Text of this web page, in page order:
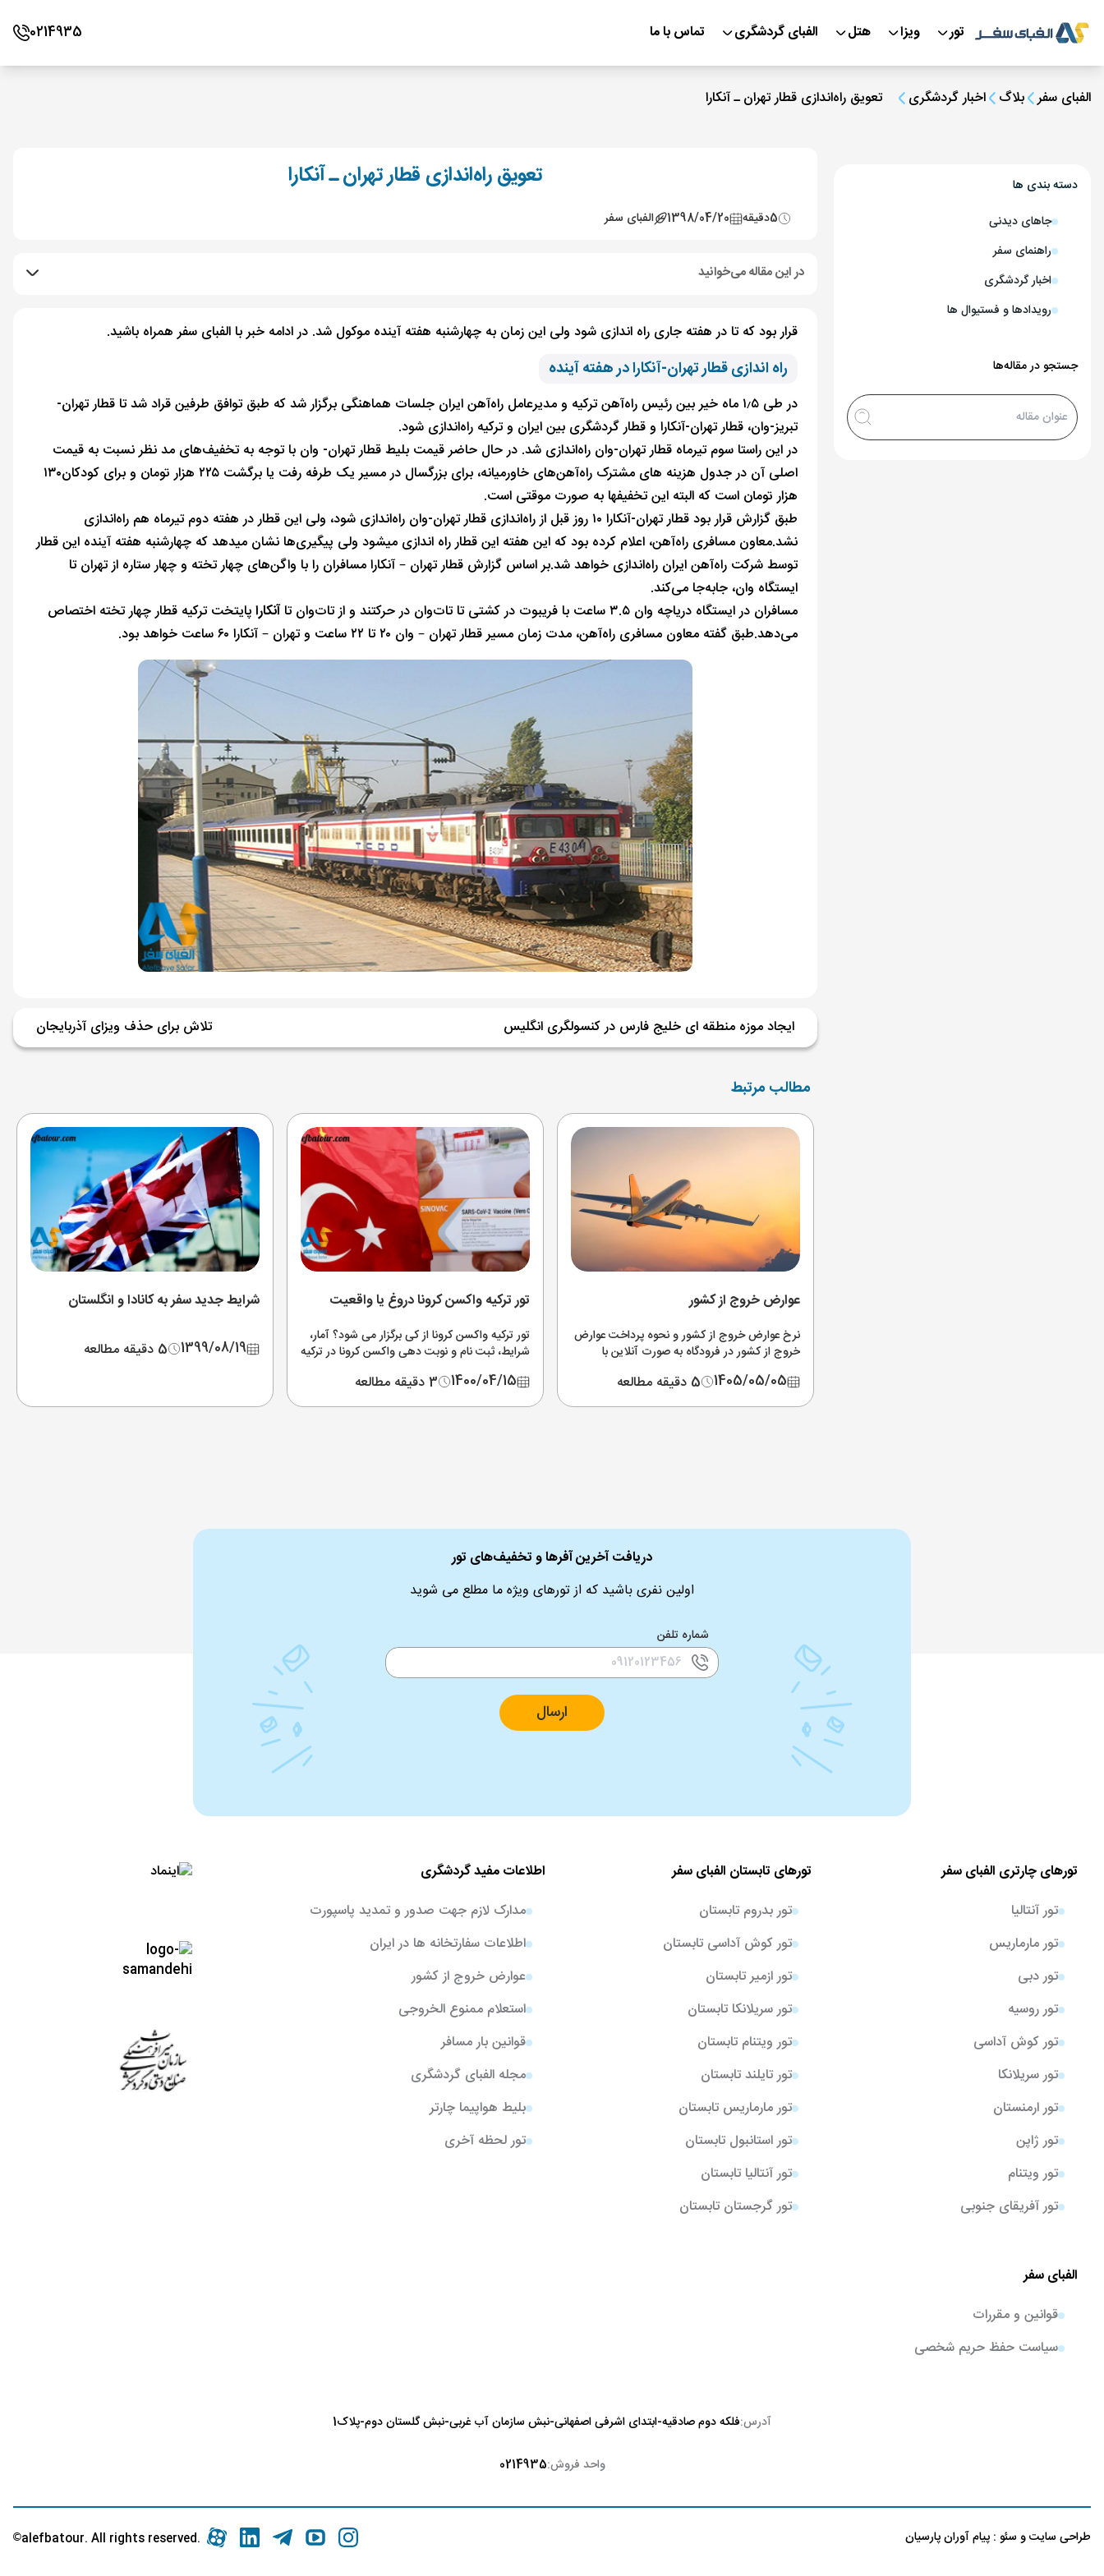
تور ویزا هتل الفبای گردشگری تماس با ما 0214935
الفبای سفر بلاگ اخبار گردشگری تعویق راه‌اندازی قطار تهران ـ آنکارا
دسته بندی ها
جاهای دیدنی
راهنمای سفر
اخبار گردشگری
رویدادها و فستیوال ها
جستجو در مقاله‌ها
تعویق راه‌اندازی قطار تهران ـ آنکارا
5دقیقه 1398/04/20 الفبای سفر
در این مقاله می‌خوانید
قرار بود که تا در هفته جاری راه اندازی شود ولی این زمان به چهارشنبه هفته آینده موکول شد. در ادامه خبر با الفبای سفر همراه باشید.
راه اندازی قطار تهران-آنکارا در هفته آینده
در طی ۱٫۵ ماه خیر بین رئیس راه‌آهن ترکیه و مدیرعامل راه‌آهن ایران جلسات هماهنگی برگزار شد که طبق توافق طرفین قراد شد تا قطار تهران-
تبریز-وان، قطار تهران-آنکارا و قطار گردشگری بین ایران و ترکیه راه‌اندازی شود.
در این راستا سوم تیرماه قطار تهران-وان راه‌اندازی شد. در حال حاضر ‌قیمت بلیط قطار تهران- وان با توجه به تخفیف‌های مد نظر نسبت به قیمت
اصلی آن در جدول هزینه های مشترک راه‌آهن‌های خاورمیانه، برای بزرگسال در مسیر یک طرفه رفت یا برگشت ۲۲۵ هزار تومان و برای کودکان۱۳۰
هزار تومان است که البته این تخفیفها به صورت موقتی است.
طبق گزارش قرار بود قطار تهران-آنکارا ۱۰ روز قبل از راه‌اندازی قطار تهران-وان راه‌اندازی شود، ولی این قطار در هفته دوم تیرماه هم راه‌اندازی
نشد.معاون مسافری راه‌آهن، اعلام کرده بود که این هفته این قطار راه اندازی میشود ولی پیگیری‌ها نشان میدهد که چهارشنبه هفته آینده این قطار
توسط شرکت راه‌آهن ایران راه‌ا‌ندازی خواهد شد.بر اساس گزارش قطار تهران – آنکارا مسافران را با واگن‌های چهار تخته و چهار ستاره از تهران تا
ایستگاه وان، جابه‌جا می‌کند.
مسافران در ایستگاه دریاچه وان ۳.۵ ساعت با فریبوت در کشتی تا تات‌وان در حرکتند و از تات‌وان تا
آنکاراپایتخت ترکیه قطار چهار تخته اختصاص
می‌دهد.طبق گفته معاون مسافری راه‌آهن، مدت زمان مسیر قطار تهران – وان ۲۰ تا ۲۲ ساعت و تهران – آنکارا ۶۰ ساعت خواهد بود.
ایجاد موزه منطقه ای خلیج فارس در کنسولگری انگلیس تلاش برای حذف ویزای آذربایجان
مطالب مرتبط
عوارض خروج از کشور
نرخ عوارض خروج از کشور و نحوه پرداخت عوارض
خروج از کشور در فرودگاه به صورت آنلاین با
آخرین اخبار از قیمت عوارض خروج از کشور
1405/05/05 5 دقیقه مطالعه
تور ترکیه واکسن کرونا دروغ یا واقعیت
تور ترکیه واکسن کرونا از کی برگزار می شود؟ آمار،
شرایط، ثبت نام و نوبت دهی واکسن کرونا در ترکیه
واکسیناسیون ترکیه در این بخش
1400/04/15 3 دقیقه مطالعه
شرایط جدید سفر به کانادا و انگلستان
1399/08/19 5 دقیقه مطالعه
دریافت آخرین آفرها و تخفیف‌های تور
اولین نفری باشید که از تورهای ویژه ما مطلع می شوید
شماره تلفن
ارسال
تورهای چارتری الفبای سفر
تور آنتالیا
تور مارماریس
تور دبی
تور روسیه
تور کوش آداسی
تور سریلانکا
تور ارمنستان
تور ژاپن
تور ویتنام
تور آفریقای جنوبی
تورهای تابستان الفبای سفر
تور بدروم تابستان
تور کوش آداسی تابستان
تور ازمیر تابستان
تور سریلانکا تابستان
تور ویتنام تابستان
تور تایلند تابستان
تور مارماریس تابستان
تور استانبول تابستان
تور آنتالیا تابستان
تور گرجستان تابستان
اطلاعات مفید گردشگری
مدارک لازم جهت صدور و تمدید پاسپورت
اطلاعات سفارتخانه ها در ایران
عوارض خروج از کشور
استعلام ممنوع الخروجی
قوانین بار مسافر
مجله الفبای گردشگری
بلیط هواپیما چارتر
تور لحظه آخری
الفبای سفر
قوانین و مقررات
سیاست حفظ حریم شخصی
آدرس:فلکه دوم صادقیه-ابتدای اشرفی اصفهانی-نبش سازمان آب غربی-نبش گلستان دوم-پلاک1
واحد فروش:0214935
طراحی سایتوسئو : پیام آوران پارسیان .alefbatour. All rights reserved
©